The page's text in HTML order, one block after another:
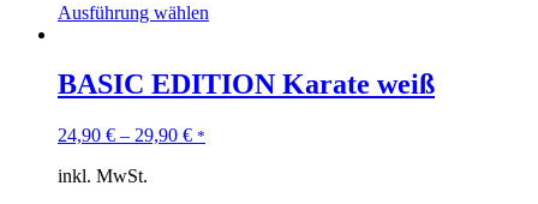
Ausführung wählen
BASIC EDITION Karate weiß
24,90 € – 29,90 € *
inkl. MwSt.